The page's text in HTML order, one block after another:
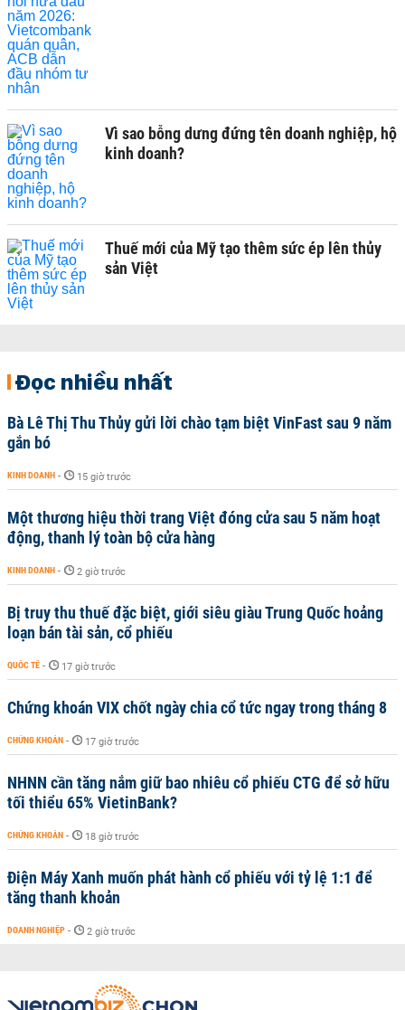
Vì sao bỗng dưng đứng tên doanh nghiệp, hộ
kinh doanh?
Thuế mới của Mỹ tạo thêm sức ép lên thủy
sản Việt
Đọc nhiều nhất
Bà Lê Thị Thu Thủy gửi lời chào tạm biệt VinFast sau 9 năm
gắn bó
KINH DOANH - 15 giờ trước
Một thương hiệu thời trang Việt đóng cửa sau 5 năm hoạt
động, thanh lý toàn bộ cửa hàng
KINH DOANH - 2 giờ trước
Bị truy thu thuế đặc biệt, giới siêu giàu Trung Quốc hoảng
loạn bán tài sản, cổ phiếu
QUỐC TẾ - 17 giờ trước
Chứng khoán VIX chốt ngày chia cổ tức ngay trong tháng 8
CHỨNG KHOÁN - 17 giờ trước
NHNN cần tăng nắm giữ bao nhiêu cổ phiếu CTG để sở hữu
tối thiểu 65% VietinBank?
CHỨNG KHOÁN - 18 giờ trước
Điện Máy Xanh muốn phát hành cổ phiếu với tỷ lệ 1:1 để
tăng thanh khoản
DOANH NGHIỆP - 2 giờ trước